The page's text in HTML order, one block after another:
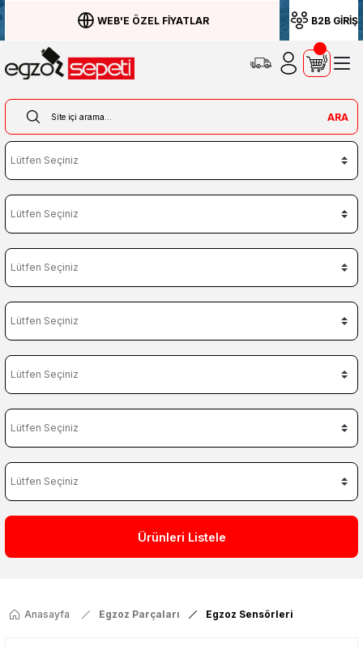
WEB'E ÖZEL FİYATLAR B2B GİRİŞ
ARA
Ürünleri Listele
Anasayfa Egzoz Parçaları Egzoz Sensörleri